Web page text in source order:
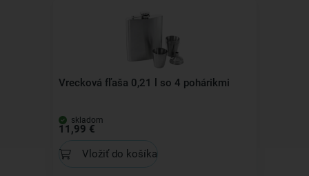
Vrecková fľaša 0,21 l so 4 pohárikmi
skladom
11,99 €
Vložiť do košíka